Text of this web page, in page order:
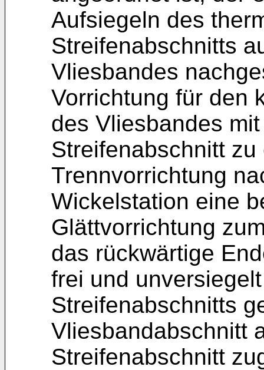
Aufsiegeln des
Streifenabschnitts
Vliesbandes
Vorrichtung für den
des Vliesbandes
Streifenabschnitt
Trennvorrichtung
Wickelstation eine
Glättvorrichtung
das rückwärtige
frei und
Streifenabschnitts
Vliesbandabschnitt
Streifenabschnitt